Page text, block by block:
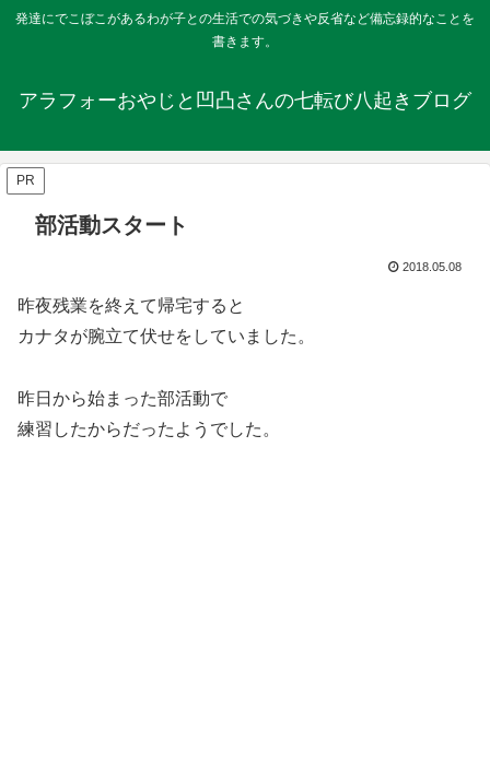
発達にでこぼこがあるわが子との生活での気づきや反省など備忘録的なことを
書きます。
アラフォーおやじと凹凸さんの七転び八起きブログ
PR
部活動スタート
2018.05.08
昨夜残業を終えて帰宅すると
カナタが腕立て伏せをしていました。
昨日から始まった部活動で
練習したからだったようでした。